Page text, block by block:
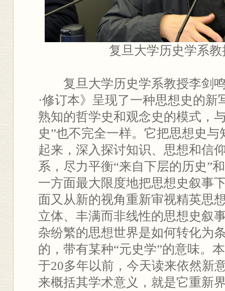
复旦大学历史学系
复旦大学历史学系教授李剑
·修订本》呈现了一种思想史的新
熟知的哲学史和观念史的模式，
史”也不完全一样。它把思想史
起来，深入探讨知识、思想和信
系，尽力平衡“来自下层的历史”
一方面最大限度地把思想史叙事
面又从新的视角重新审视精英思
立体、丰满而非线性的思想史叙
杂纷繁的思想世界是如何转化为
的，带有某种“元史学”的意味。
于20多年以前，今天读来依然新
来概括其学术意义，就是它重新